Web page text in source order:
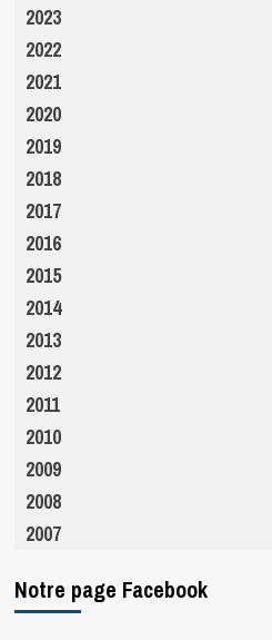
2023
2022
2021
2020
2019
2018
2017
2016
2015
2014
2013
2012
2011
2010
2009
2008
2007
Notre page Facebook